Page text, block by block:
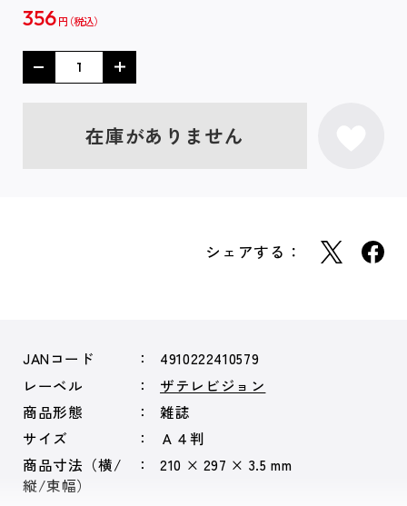
356 円
在庫がありません
シェアする：
JANコード
4910222410579
レーベル
ザテレビジョン
商品形態
雑誌
サイズ
Ａ４判
商品寸法（横/
縦/束幅）
210 × 297 × 3.5 mm